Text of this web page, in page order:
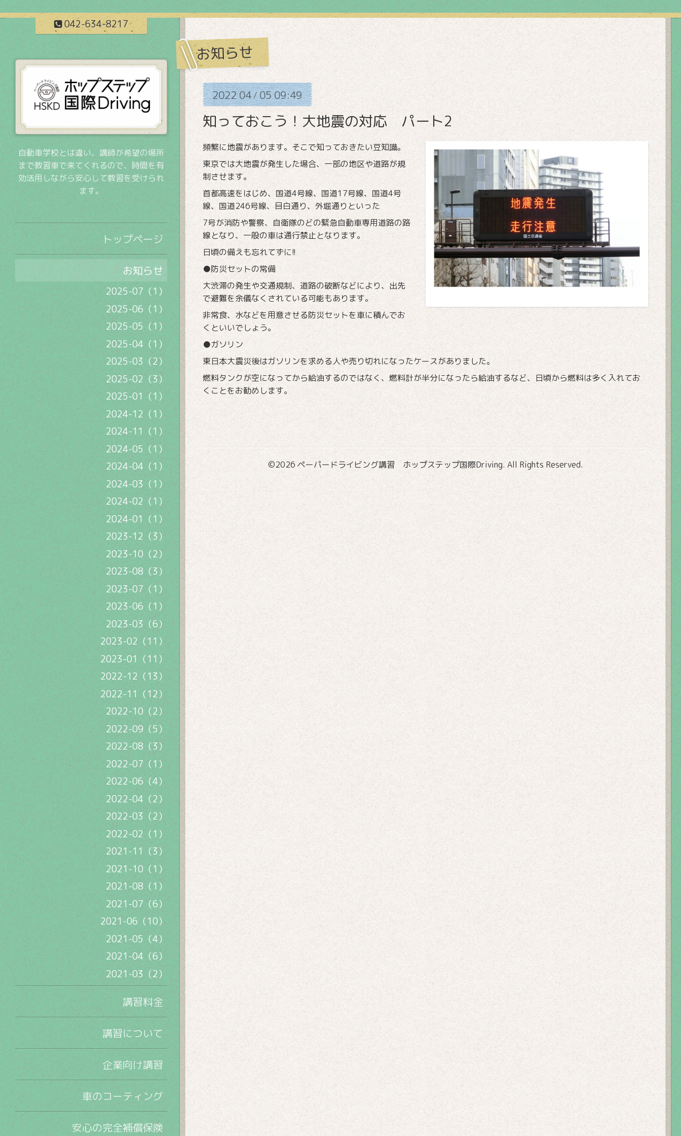
042-634-8217
お知らせ
202204/0509:49
知っておこう！大地震の対応 パート2
頻繁に地震があります。そこで知っておきたい豆知識。
東京では大地震が発生した場合、一部の地区や道路が規
制させます。
首都高速をはじめ、国道4号線、国道17号線、国道4号
線、国道246号線、目白通り、外堀通りといった
7号が消防や警察、自衛隊のどの緊急自動車専用道路の路
線となり、一般の車は通行禁止となります。
日頃の備えも忘れてずに!!
●防災セットの常備
大渋滞の発生や交通規制、道路の破断などにより、出先
で避難を余儀なくされている可能もあります。
非常食、水などを用意させる防災セットを車に積んでお
くといいでしょう。
●ガソリン
東日本大震災後はガソリンを求める人や売り切れになったケースがありました。
燃料タンクが空になってから給油するのではなく、燃料計が半分になったら給油するなど、日頃から燃料は多く入れてお
くことをお勧めします。
©2026 ペーパードライビング講習 ホップステップ国際Driving. All Rights Reserved.
自動車学校とは違い、講師が希望の場所
まで教習車で来てくれるので、時間を有
効活用しながら安心して教習を受けられ
ます。
トップページ
お知らせ
2025-07（1）
2025-06（1）
2025-05（1）
2025-04（1）
2025-03（2）
2025-02（3）
2025-01（1）
2024-12（1）
2024-11（1）
2024-05（1）
2024-04（1）
2024-03（1）
2024-02（1）
2024-01（1）
2023-12（3）
2023-10（2）
2023-08（3）
2023-07（1）
2023-06（1）
2023-03（6）
2023-02（11）
2023-01（11）
2022-12（13）
2022-11（12）
2022-10（2）
2022-09（5）
2022-08（3）
2022-07（1）
2022-06（4）
2022-04（2）
2022-03（2）
2022-02（1）
2021-11（3）
2021-10（1）
2021-08（1）
2021-07（6）
2021-06（10）
2021-05（4）
2021-04（6）
2021-03（2）
講習料金
講習について
企業向け講習
車のコーティング
安心の完全補償保険